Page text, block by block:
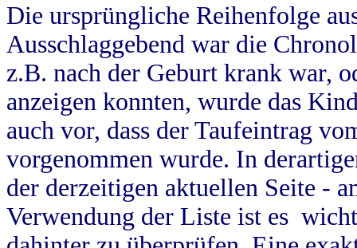
Die ursprüngliche Reihenfolge
Ausschlaggebend war die
z.B. nach der Geburt krank war,
anzeigen konnten, wurde das
auch vor, dass der Taufeintrag
vorgenommen wurde. In
der derzeitigen aktuellen Seite -
Verwendung der Liste ist es